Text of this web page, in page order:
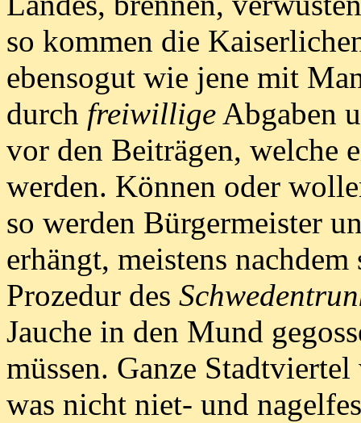
so kommen die
ebensogut wie jene mit
durch freiwillige Abgaben
vor den Beiträgen, welche
werden. Können oder
so werden Bürgermeister
erhängt, meistens
Prozedur des
Jauche in den Mund
müssen. Ganze
was nicht niet- und